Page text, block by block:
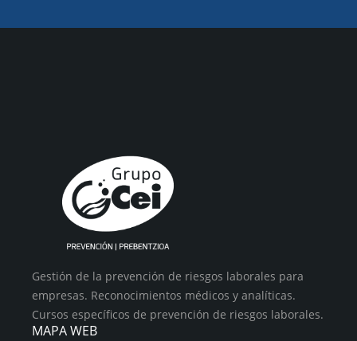
Gestión de la prevención de riesgos laborales para
empresas. Reconocimientos médicos y analíticas.
Cursos específicos de prevención de riesgos laborales.
MAPA WEB